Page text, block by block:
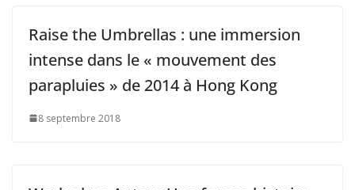
Raise the Umbrellas : une immersion
intense dans le « mouvement des
parapluies » de 2014 à Hong Kong
8 septembre 2018